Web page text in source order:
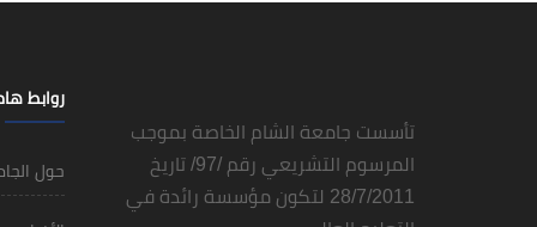
تأسست جامعة الشام الخاصة بموجب
المرسوم التشريعي رقم /97/ تاريخ
28/7/2011 لتكون مؤسسة رائدة في
روابط
حول